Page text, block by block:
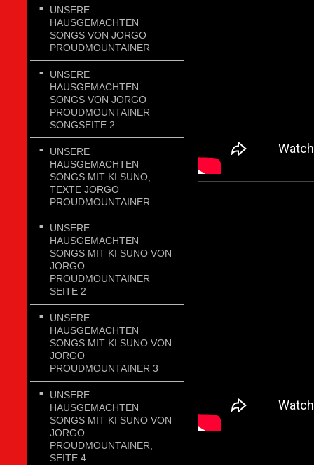
UNSERE
HAUSGEMACHTEN
SONGS VON JORGO
PROUDMOUNTAINER
UNSERE
HAUSGEMACHTEN
SONGS VON JORGO
PROUDMOUNTAINER
SONGSEITE 2
UNSERE
HAUSGEMACHTEN
SONGS MIT KI SUNO,
TEXTE JORGO
PROUDMOUNTAINER
UNSERE
HAUSGEMACHTEN
SONGS MIT KI SUNO VON
JORGO
PROUDMOUNTAINER
SEITE 2
UNSERE
HAUSGEMACHTEN
SONGS MIT KI SUNO VON
JORGO
PROUDMOUNTAINER 3
UNSERE
HAUSGEMACHTEN
SONGS MIT KI SUNO VON
JORGO
PROUDMOUNTAINER,
SEITE 4